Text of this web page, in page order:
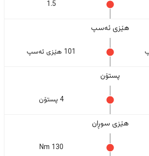
1.5
هێزی ئەسپ
101 هێزی ئەسپ
پستۆن
4 پستۆن
هێزی سوڕان
130 Nm